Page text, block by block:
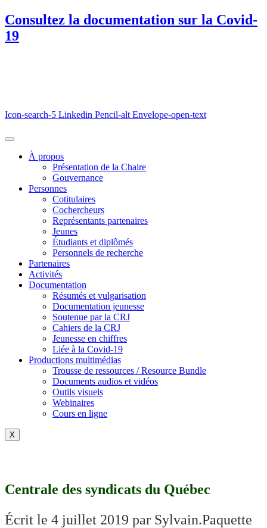
Consultez la documentation sur la Covid-
19
Icon-search-5 Linkedin Pencil-alt Envelope-open-text
À propos
Présentation de la Chaire
Gouvernance
Personnes
Cotitulaires
Cochercheurs
Représentants partenaires
Jeunes
Étudiants et diplômés
Personnels de recherche
Partenaires
Activités
Documentation
Résumés et vulgarisation
Documentation jeunesse
Soutenue par la CRJ
Cahiers de la CRJ
Jeunesse en chiffres
Liée à la Covid-19
Productions multimédias
Trousse de ressources / Resource Bundle
Documents audios et vidéos
Outils visuels
Webinaires
Cours en ligne
X
Centrale des syndicats du Québec
Écrit le 4 juillet 2019 par Sylvain.Paquette